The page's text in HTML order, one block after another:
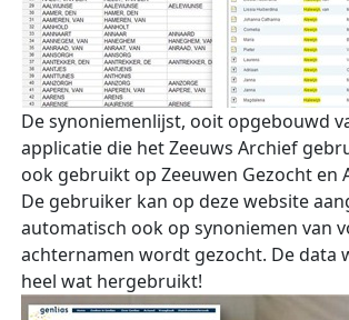
De synoniemenlijst, ooit opgebouwd
applicatie die het Zeeuws Archief
ook gebruikt op Zeeuwen Gezocht en
De gebruiker kan op deze website
automatisch ook op synoniemen van
achternamen wordt gezocht. De data
heel wat hergebruikt!